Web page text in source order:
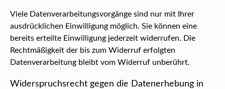
Viele Datenverarbeitungsvorgänge sind nur mit Ihrer
ausdrücklichen Einwilligung möglich. Sie können eine
bereits erteilte Einwilligung jederzeit widerrufen. Die
Rechtmäßigkeit der bis zum Widerruf erfolgten
Datenverarbeitung bleibt vom Widerruf unberührt.
Widerspruchsrecht gegen die Datenerhebung in